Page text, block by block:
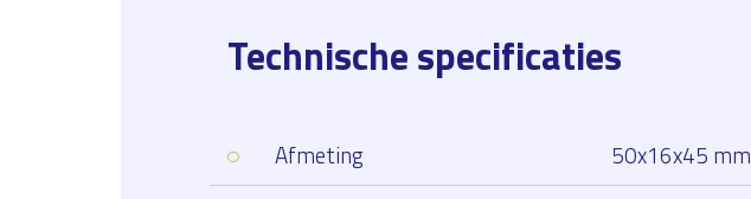
Technische specificaties
Afmeting
50x16x45 mm